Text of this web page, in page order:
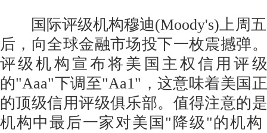
国际评级机构穆迪(Moody's)上周五
后，向全球金融市场投下一枚震撼弹
评级机构宣布将美国主权信用评
的"Aaa"下调至"Aa1"，这意味着美国
的顶级信用评级俱乐部。值得注意的
机构中最后一家对美国"降级"的机构